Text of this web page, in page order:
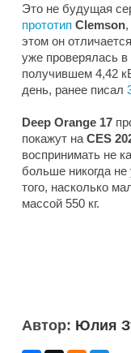
Это не будущая
прототип Clemson
этом он
уже проверялась
получившем 4,42
день, ранее писал
Deep Orange 17
покажут на CES
воспринимать не
больше никогда не
того, насколько
массой 550 кг.
Автор: Юлия